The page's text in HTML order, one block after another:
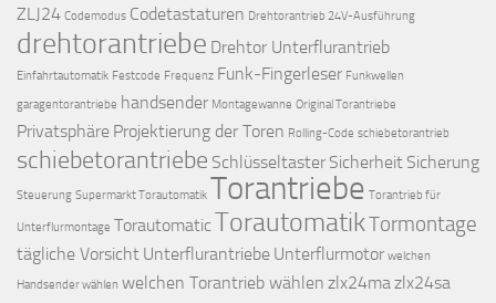
ZLJ24 Codemodus Codetastaturen Drehtorantrieb 24V-Ausführung
drehtorantriebe Drehtor Unterflurantrieb
Einfahrtautomatik Festcode Frequenz Funk-Fingerleser Funkwellen
garagentorantriebe handsender Montagewanne Original Torantriebe
Privatsphäre Projektierung der Toren Rolling-Code schiebetorantrieb
schiebetorantriebe Schlüsseltaster Sicherheit Sicherung
Steuerung Supermarkt Torautomatik Torantriebe Torantrieb für
Unterflurmontage TorautomaticTorautomatikTormontage
tägliche Vorsicht Unterflurantriebe Unterflurmotor welchen
Handsender wählen welchen Torantrieb wählen zlx24mazlx24sa